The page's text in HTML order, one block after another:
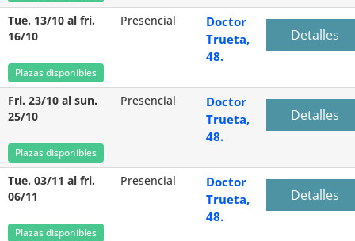
Tue. 13/10 al fri.
16/10
Plazas disponibles
Presencial
Doctor
Trueta,
48.
Detalles
Fri. 23/10 al sun.
25/10
Plazas disponibles
Presencial
Doctor
Trueta,
48.
Detalles
Tue. 03/11 al fri.
06/11
Plazas disponibles
Presencial
Doctor
Trueta,
48.
Detalles